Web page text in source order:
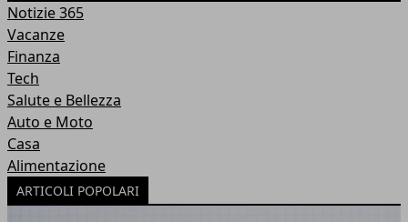
Notizie 365
Vacanze
Finanza
Tech
Salute e Bellezza
Auto e Moto
Casa
Alimentazione
ARTICOLI POPOLARI